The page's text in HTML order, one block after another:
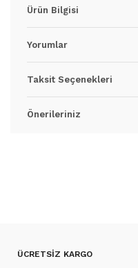
Ürün Bilgisi
Yorumlar
Taksit Seçenekleri
Önerileriniz
ÜCRETSİZ KARGO